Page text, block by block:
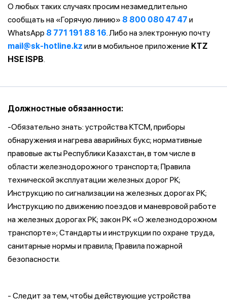
О любых таких случаях просим незамедлительно
сообщать на «Горячую линию» 8 800 080 47 47 и
WhatsApp 8 771 191 88 16. Либо на электронную почту
mail@sk-hotline.kz или в мобильное приложение KTZ
HSE ISPB.
Должностные обязанности:
-Обязательно знать: устройства КТСМ, приборы
обнаружения и нагрева аварийных букс; нормативные
правовые акты Республики Казахстан, в том числе в
области железнодорожного транспорта; Правила
технической эксплуатации железных дорог РК;
Инструкцию по сигнализации на железных дорогах РК;
Инструкцию по движению поездов и маневровой работе
на железных дорогах РК; закон РК «О железнодорожном
транспорте»; Стандарты и инструкции по охране труда,
санитарные нормы и правила; Правила пожарной
безопасности.
- Следит за тем, чтобы действующие устройства